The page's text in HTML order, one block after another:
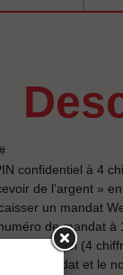
confidentiel à 4
de l’argent »
un mandat
de mandat à
confidentiel (4
du mandat et le